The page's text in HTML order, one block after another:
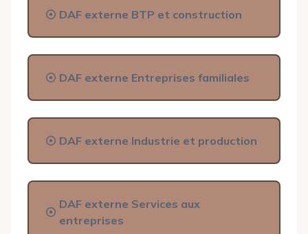
DAF externe BTP et construction
DAF externe Entreprises familiales
DAF externe Industrie et production
DAF externe Services aux
entreprises